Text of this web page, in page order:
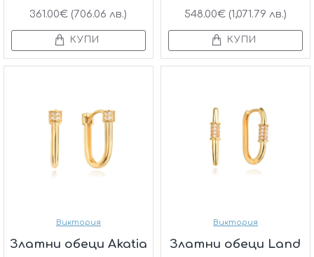
361.00€ (706.06 лв.)
КУПИ
548.00€ (1,071.79 лв.)
КУПИ
Виктория
Златни обеци Akatia
Виктория
Златни обеци Land